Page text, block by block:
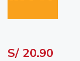
S/ 20.90